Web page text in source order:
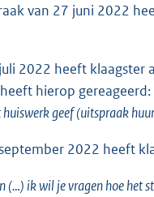
van 27 juni 2022
2022 heeft klaagster
hierop gereageerd:
geef (uitspraak
2022 heeft
(…) ik wil je vragen hoe het